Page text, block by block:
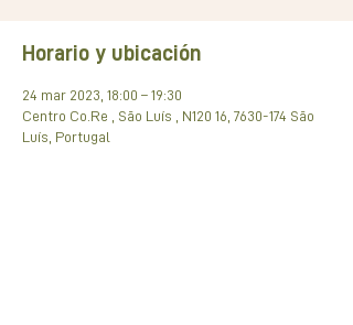
Horario y ubicación
24 mar 2023, 18:00 – 19:30
Centro Co.Re , São Luís , N120 16, 7630-174 São
Luís, Portugal